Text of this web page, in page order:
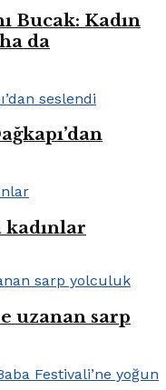
Bucak: Kadın
da
kadınlar
uzanan sarp